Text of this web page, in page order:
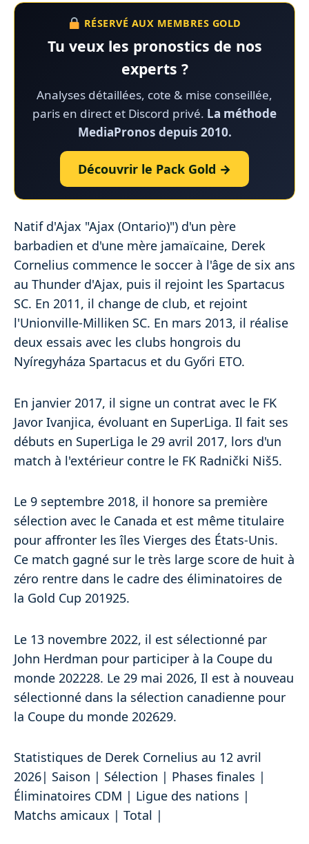
RÉSERVÉ AUX MEMBRES GOLD
Tu veux les pronostics de nos
experts ?
Analyses détaillées, cote & mise conseillée,
paris en direct et Discord privé. La méthode
MediaPronos depuis 2010.
Découvrir le Pack Gold →
Natif d'Ajax "Ajax (Ontario)") d'un père
barbadien et d'une mère jamaïcaine, Derek
Cornelius commence le soccer à l'âge de six ans
au Thunder d'Ajax, puis il rejoint les Spartacus
SC. En 2011, il change de club, et rejoint
l'Unionville-Milliken SC. En mars 2013, il réalise
deux essais avec les clubs hongrois du
Nyíregyháza Spartacus et du Győri ETO.
En janvier 2017, il signe un contrat avec le FK
Javor Ivanjica, évoluant en SuperLiga. Il fait ses
débuts en SuperLiga le 29 avril 2017, lors d'un
match à l'extérieur contre le FK Radnički Niš5.
Le 9 septembre 2018, il honore sa première
sélection avec le Canada et est même titulaire
pour affronter les îles Vierges des États-Unis.
Ce match gagné sur le très large score de huit à
zéro rentre dans le cadre des éliminatoires de
la Gold Cup 201925.
Le 13 novembre 2022, il est sélectionné par
John Herdman pour participer à la Coupe du
monde 202228. Le 29 mai 2026, Il est à nouveau
sélectionné dans la sélection canadienne pour
la Coupe du monde 202629.
Statistiques de Derek Cornelius au 12 avril
2026| Saison | Sélection | Phases finales |
Éliminatoires CDM | Ligue des nations |
Matchs amicaux | Total |